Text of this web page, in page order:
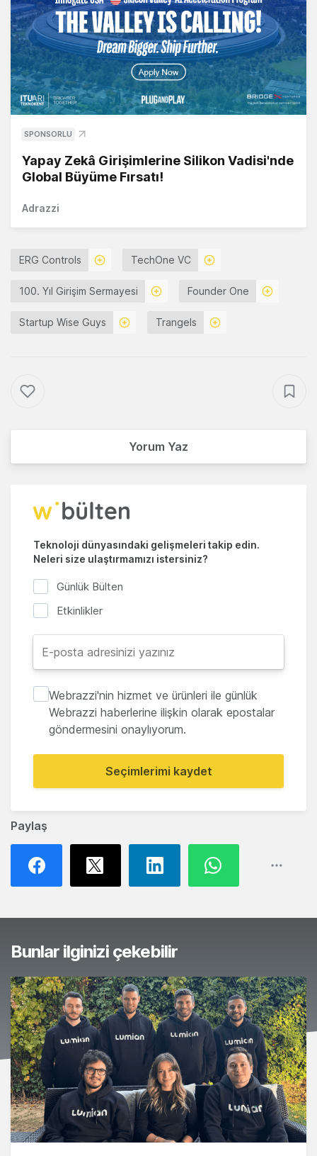
Paylaş
SPONSORLU
Yapay Zekâ Girişimlerine Silikon Vadisi'nde
Global Büyüme Fırsatı!
Adrazzi
ERG Controls TechOne VC
100. Yıl Girişim Sermayesi Founder One
Startup Wise Guys Trangels
Yorum Yaz
Teknoloji dünyasındaki gelişmeleri takip edin.
Neleri size ulaştırmamızı istersiniz?
Günlük Bülten
Etkinlikler
Webrazzi'nin hizmet ve ürünleri ile günlük
Webrazzi haberlerine ilişkin olarak epostalar
göndermesini onaylıyorum.
Seçimlerimi kaydet
Bunlar ilginizi çekebilir